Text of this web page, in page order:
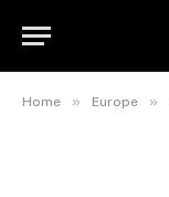
Home » Europe »